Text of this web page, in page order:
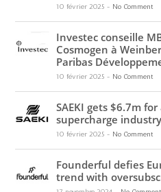
10 février 2025- No Comment
Investec conseille
Cosmogen à
Paribas
10 février 2025- No Comment
SAEKI gets $6.7m
supercharge
10 février 2025- No Comment
Founderful defies
trend with